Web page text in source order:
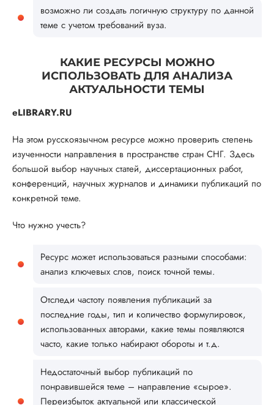
возможно ли создать логичную структуру по данной
теме с учетом требований вуза.
КАКИЕ РЕСУРСЫ МОЖНО
ИСПОЛЬЗОВАТЬ ДЛЯ АНАЛИЗА
АКТУАЛЬНОСТИ ТЕМЫ
eLIBRARY.RU
На этом русскоязычном ресурсе можно проверить степень
изученности направления в пространстве стран СНГ. Здесь
большой выбор научных статей, диссертационных работ,
конференций, научных журналов и динамики публикаций по
конкретной теме.
Что нужно учесть?
Ресурс может использоваться разными способами:
анализ ключевых слов, поиск точной темы.
Отследи частоту появления публикаций за
последние годы, тип и количество формулировок,
использованных авторами, какие темы появляются
часто, какие только набирают обороты и т.д.
Недостаточный выбор публикаций по
понравившейся теме – направление «сырое».
Переизбыток актуальной или классической